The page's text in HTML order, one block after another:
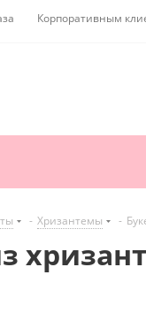
Корпоративным
- Хризантемы -